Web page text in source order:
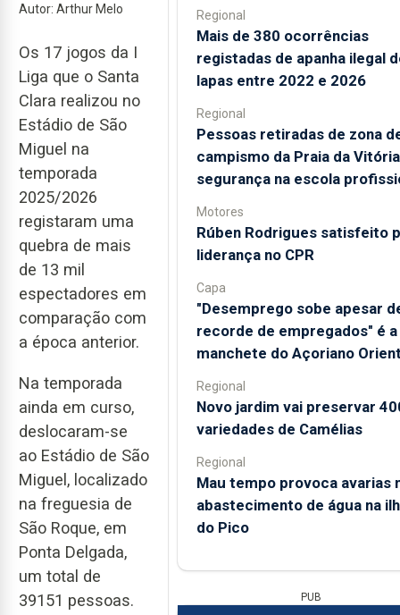
Autor: Arthur Melo
Os 17 jogos da I
Liga que o Santa
Clara realizou no
Estádio de São
Miguel na
temporada
2025/2026
registaram uma
quebra de mais
de 13 mil
espectadores em
comparação com
a época anterior.
Na temporada
ainda em curso,
deslocaram-se
ao Estádio de São
Miguel, localizado
na freguesia de
São Roque, em
Ponta Delgada,
um total de
39151 pessoas.
Regional
Mais de 380 ocorrências
registadas de apanha ilegal
lapas entre 2022 e 2026
Regional
Pessoas retiradas de zona
campismo da Praia da
segurança na escola
Motores
Rúben Rodrigues satisfeito
liderança no CPR
Capa
"Desemprego sobe apesar
recorde de empregados" é a
manchete do Açoriano
Regional
Novo jardim vai preservar
variedades de Camélias
Regional
Mau tempo provoca avarias
abastecimento de água na
do Pico
PUB